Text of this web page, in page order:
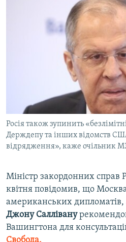
СПЕЦПРОЕКТИ
ВІДЕОУРОКИ «ELIFBE»
СВІДЧЕННЯ ОКУПАЦІЇ
УКРАЇНСЬКА ПРОБЛЕМА КРИМУ
ІНФОГРАФІКА
ЯК ОБІЙТИ БЛОКУВАННЯ
ДОЛУЧАЙСЯ!
Росія також зупинить
Держдепу та інших відомств
відрядження», каже очільник
Міністр закордонних справ
квітня повідомив, що
американських дипломатів,
Джону Саллівану
Вашингтона для